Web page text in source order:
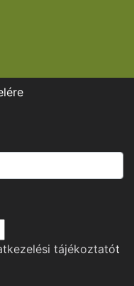
tájékoztatót